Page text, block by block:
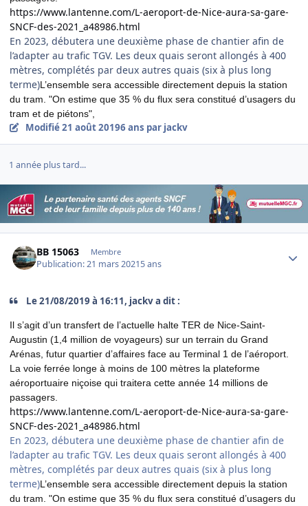
https://www.lantenne.com/L-aeroport-de-Nice-aura-sa-gare-
SNCF-des-2021_a48986.html
En 2023, débutera une deuxième phase de chantier afin de
l’adapter au trafic TGV. Les deux quais seront allongés à 400
mètres, complétés par deux autres quais (six à plus long
terme)L’ensemble sera accessible directement depuis la station
du tram. "On estime que 35 % du flux sera constitué d’usagers du
tram et de piétons",
Modifié21 août 20196 ans par jackv
1 année plus tard...
BB 15063 Membre
Publication:21 mars 20215 ans
Le 21/08/2019 à 16:11, jackv a dit :
Il s’agit d’un transfert de l’actuelle halte TER de Nice-Saint-
Augustin (1,4 million de voyageurs) sur un terrain du Grand
Arénas, futur quartier d’affaires face au Terminal 1 de l’aéroport.
La voie ferrée longe à moins de 100 mètres la plateforme
aéroportuaire niçoise qui traitera cette année 14 millions de
passagers.
https://www.lantenne.com/L-aeroport-de-Nice-aura-sa-gare-
SNCF-des-2021_a48986.html
En 2023, débutera une deuxième phase de chantier afin de
l’adapter au trafic TGV. Les deux quais seront allongés à 400
mètres, complétés par deux autres quais (six à plus long
terme)L’ensemble sera accessible directement depuis la station
du tram. "On estime que 35 % du flux sera constitué d’usagers du